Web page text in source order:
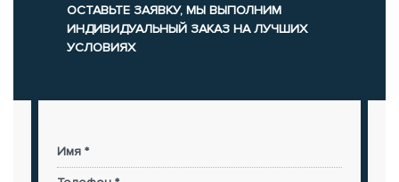
ОСТАВЬТЕ ЗАЯВКУ, МЫ ВЫПОЛНИМ
ИНДИВИДУАЛЬНЫЙ ЗАКАЗ НА ЛУЧШИХ
УСЛОВИЯХ
Имя *